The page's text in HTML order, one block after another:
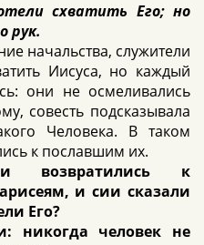
схватить Его; но
рук.
начальства, служители
Иисуса, но каждый
они не осмеливались
совесть подсказывала
Человека. В таком
к пославшим их.
возвратились к
и сии сказали
Его?
никогда человек не